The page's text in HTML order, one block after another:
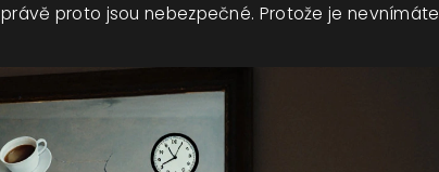
proto jsou nebezpečné. Protože je nevnímáte